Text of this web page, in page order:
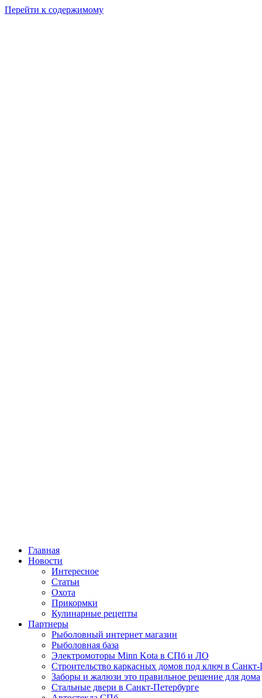
Перейти к содержимому
Главная
Новости
Интересное
Статьи
Охота
Прикормки
Кулинарные рецепты
Партнеры
Рыболовный интернет магазин
Рыболовная база
Электромоторы Minn Kota в СПб и ЛО
Строительство каркасных домов под ключ в Санкт-
Заборы и жалюзи это правильное решение для дома
Стальные двери в Санкт-Петербурге